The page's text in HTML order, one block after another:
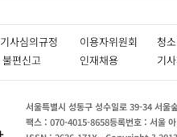
기사심의규정 이용자위원회 청
불편신고 인재채용 기
서울특별시 성동구 성수일로 39-34 서울
팩스 : 070-4015-8658등록번호 : 서울